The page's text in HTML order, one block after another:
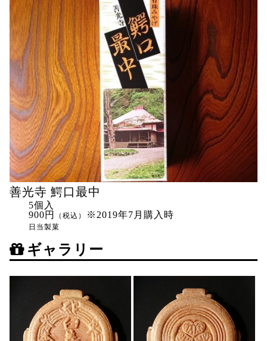
善光寺 鰐口最中
5個入
900円
（税込） ※2019年7月購入時
日当製菓
ギャラリー